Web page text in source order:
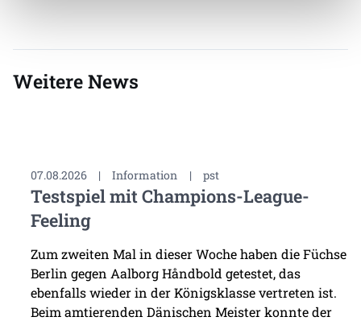
Weitere News
07.08.2026 | Information | pst
Testspiel mit Champions-League-
Feeling
Zum zweiten Mal in dieser Woche haben die Füchse
Berlin gegen Aalborg Håndbold getestet, das
ebenfalls wieder in der Königsklasse vertreten ist.
Beim amtierenden Dänischen Meister konnte der